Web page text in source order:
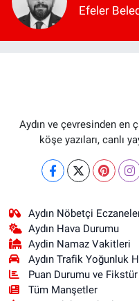
Efeler
Aydın ve çevresinden en
köşe yazıları, canlı
Aydın Nöbetçi
Aydın Hava Durumu
Aydin Namaz Vakitleri
Aydın Trafik Yoğunluk
Puan Durumu ve Fikstür
Tüm Manşetler